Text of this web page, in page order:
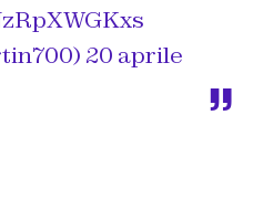
20 aprile